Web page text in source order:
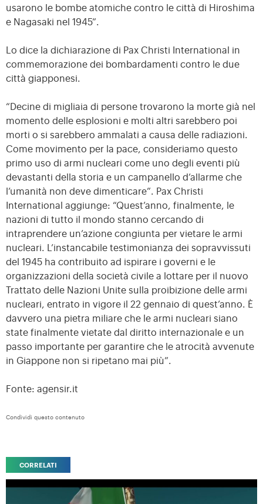
usarono le bombe atomiche contro le città di Hiroshima
e Nagasaki nel 1945”.
Lo dice la dichiarazione di Pax Christi International in
commemorazione dei bombardamenti contro le due
città giapponesi.
“Decine di migliaia di persone trovarono la morte già nel
momento delle esplosioni e molti altri sarebbero poi
morti o si sarebbero ammalati a causa delle radiazioni.
Come movimento per la pace, consideriamo questo
primo uso di armi nucleari come uno degli eventi più
devastanti della storia e un campanello d’allarme che
l’umanità non deve dimenticare”. Pax Christi
International aggiunge: “Quest’anno, finalmente, le
nazioni di tutto il mondo stanno cercando di
intraprendere un’azione congiunta per vietare le armi
nucleari. L’instancabile testimonianza dei sopravvissuti
del 1945 ha contribuito ad ispirare i governi e le
organizzazioni della società civile a lottare per il nuovo
Trattato delle Nazioni Unite sulla proibizione delle armi
nucleari, entrato in vigore il 22 gennaio di quest’anno. È
davvero una pietra miliare che le armi nucleari siano
state finalmente vietate dal diritto internazionale e un
passo importante per garantire che le atrocità avvenute
in Giappone non si ripetano mai più”.
Fonte: agensir.it
Condividi questo contenuto
CORRELATI